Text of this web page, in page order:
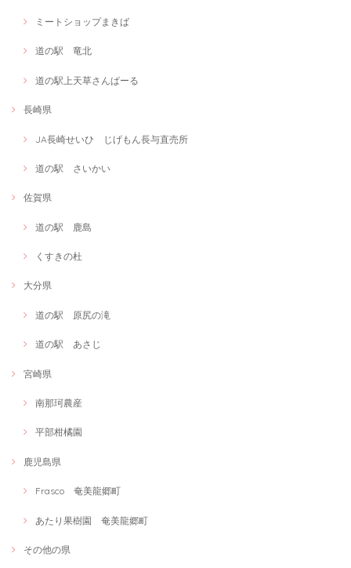
ミートショップまきば
道の駅 竜北
道の駅上天草さんぱーる
長崎県
JA長崎せいひ じげもん長与直売所
道の駅 さいかい
佐賀県
道の駅 鹿島
くすきの杜
大分県
道の駅 原尻の滝
道の駅 あさじ
宮崎県
南那珂農産
平部柑橘園
鹿児島県
Frasco 奄美龍郷町
あたり果樹園 奄美龍郷町
その他の県